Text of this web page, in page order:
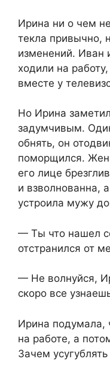
​Ирина ни о чем
текла привычно,
изменений. Иван
ходили на
вместе у
​Но Ирина
задумчивым.
обнять, он
поморщился.
его лице
и взволнованна,
устроила мужу
​— Ты что нашел
отстранился от
​— Не волнуйся,
скоро все
​Ирина подумала,
на работе, а
Зачем